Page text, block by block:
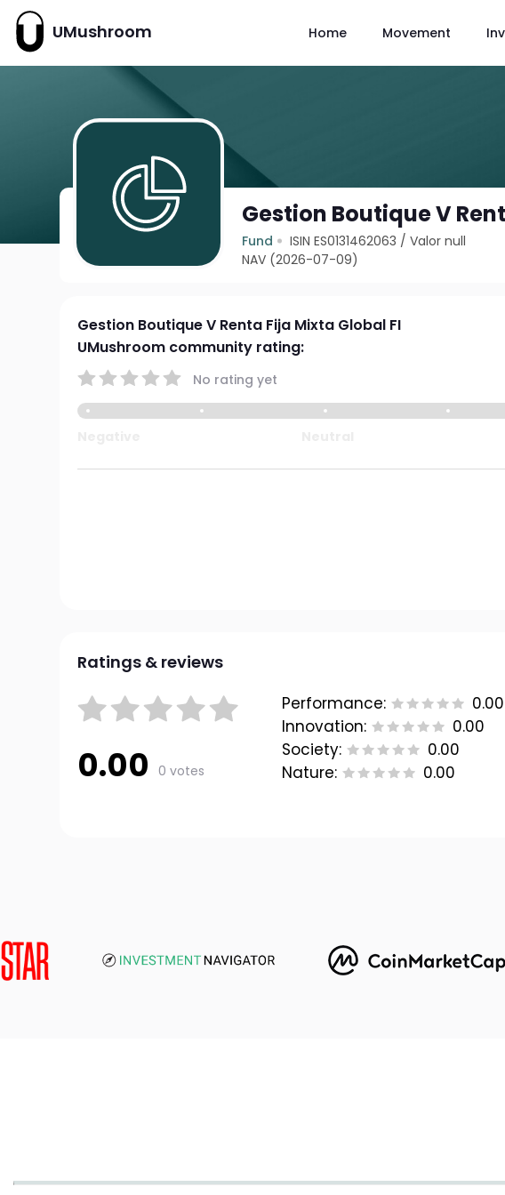
UMushroom Home Movement
Gestion Boutique V
Fund ISIN ES0131462063 /Valor null
NAV (2026-07-09)
Gestion Boutique V Renta Fija Mixta Global FI
UMushroom community rating:
No rating yet
Ratings & reviews
0.00 0 votes
Performance:
0.00
Innovation:
0.00
Society:
0.00
Nature:
0.00